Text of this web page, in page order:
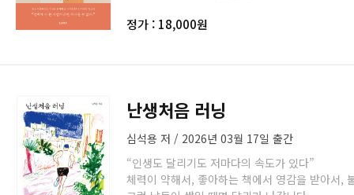
정가 : 18,000원
난생처음 러닝
심석용 저 / 2026년 03월 17일 출간
“인생도 달리기도 저마다의 속도가 있다”
체력이 약해서, 좋아하는 책에서 영감을 받아서,